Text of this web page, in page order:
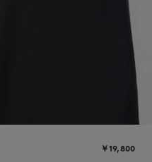
NEW IN
￥19,800